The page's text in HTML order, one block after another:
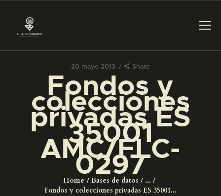
20 mayo 2013 Share
Fondos y
colecciones
privadas ES
35001
AMC/FLC-
0297
Home Bases de datos
...
Fondos y colecciones privadas ES 35001...
PREPARAR LA VISITA
ACTIVIDADES
█
EL MUSEO